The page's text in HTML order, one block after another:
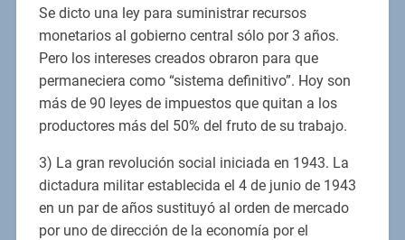
Se dicto una ley para suministrar recursos
monetarios al gobierno central sólo por 3 años.
Pero los intereses creados obraron para que
permaneciera como “sistema definitivo”. Hoy son
más de 90 leyes de impuestos que quitan a los
productores más del 50% del fruto de su trabajo.
3) La gran revolución social iniciada en 1943. La
dictadura militar establecida el 4 de junio de 1943
en un par de años sustituyó al orden de mercado
por uno de dirección de la economía por el